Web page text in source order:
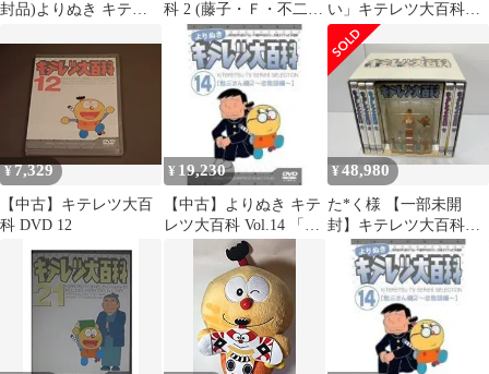
封品)よりぬき キテレ
さん編2(恋物語編)」
[DVD]
科 2 (藤子・Ｆ・不二雄
大全集)
い」キテレツ大百科
DVD BOX 1
¥7,329
【中古】キテレツ大百
科 DVD 12
¥ 19,230
【中古】よりぬき キテ
レツ大百科 Vol.14 「勉
三さん編2(恋物語編)」
¥48,980
た*く様 【一部未開
封】キテレツ大百科
DVD BOX 1 特典フィギ
ュア付